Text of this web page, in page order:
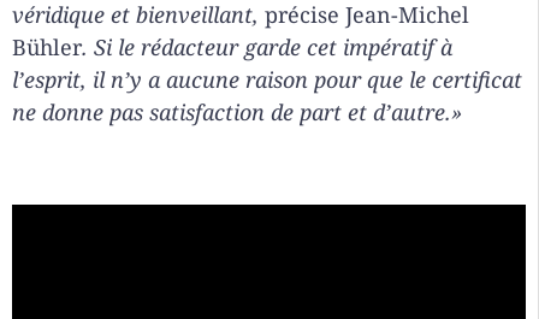
véridique et bienveillant, précise Jean-Michel
Bühler. Si le rédacteur garde cet impératif à
l’esprit, il n’y a aucune raison pour que le certificat
ne donne pas satisfaction de part et d’autre.»